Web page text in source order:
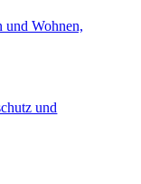
und Wohnen,
und